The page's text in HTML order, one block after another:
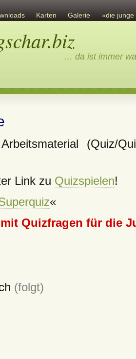
Karten Galerie »die junge
… da ist immer
(Quiz/
Link zu Quizspielen!
«
Quizfragen für die
(folgt)